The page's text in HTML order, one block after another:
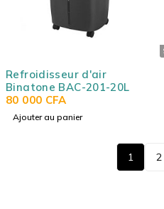
Refroidisseur d'air
Binatone BAC-201-20L
80 000 CFA
Ajouter au panier
1 2